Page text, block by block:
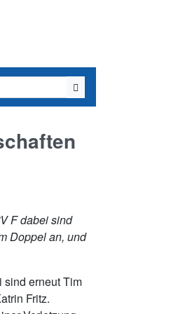
F dabei sind
Doppel an, und
sind erneut Tim
Fritz.